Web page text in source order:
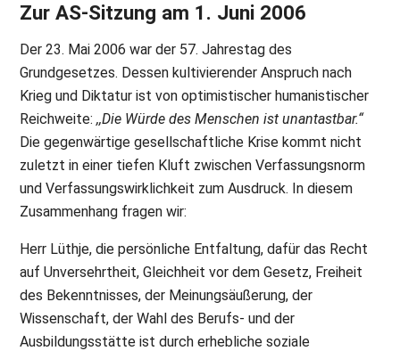
Zur AS-Sitzung am 1. Juni 2006
Der 23. Mai 2006 war der 57. Jahrestag des
Grundgesetzes. Dessen kultivierender Anspruch nach
Krieg und Diktatur ist von optimistischer humanistischer
Reichweite:,,Die Würde des Menschen ist unantastbar.“
Die gegenwärtige gesellschaftliche Krise kommt nicht
zuletzt in einer tiefen Kluft zwischen Verfassungsnorm
und Verfassungswirklichkeit zum Ausdruck. In diesem
Zusammenhang fragen wir:
Herr Lüthje, die persönliche Entfaltung, dafür das Recht
auf Unversehrtheit, Gleichheit vor dem Gesetz, Freiheit
des Bekenntnisses, der Meinungsäußerung, der
Wissenschaft, der Wahl des Berufs- und der
Ausbildungsstätte ist durch erhebliche soziale